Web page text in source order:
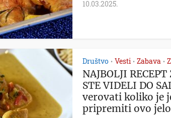
10.03.2025.
Društvo • Vesti • Zabava •
NAJBOLJI
STE VIDELI DO
verovati koliko je
pripremiti ovo